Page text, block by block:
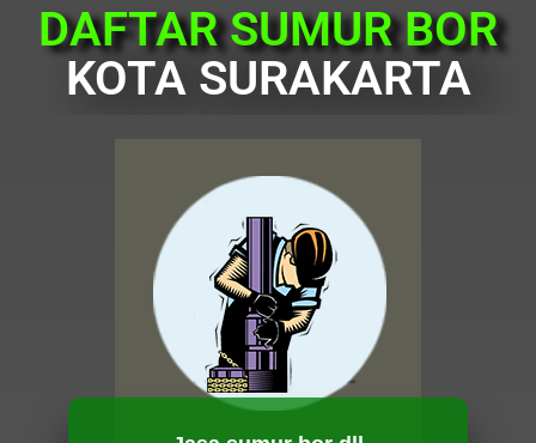
DAFTAR SUMUR BOR
KOTA SURAKARTA